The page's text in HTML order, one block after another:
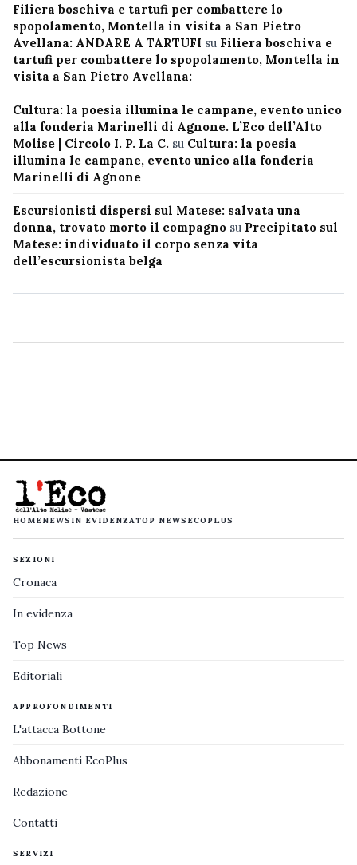
Filiera boschiva e tartufi per combattere lo
spopolamento, Montella in visita a San Pietro
Avellana: ANDARE A TARTUFI su Filiera boschiva e
tartufi per combattere lo spopolamento, Montella in
visita a San Pietro Avellana:
Cultura: la poesia illumina le campane, evento unico
alla fonderia Marinelli di Agnone. L’Eco dell’Alto
Molise | Circolo I. P. La C. su Cultura: la poesia
illumina le campane, evento unico alla fonderia
Marinelli di Agnone
Escursionisti dispersi sul Matese: salvata una
donna, trovato morto il compagno su Precipitato sul
Matese: individuato il corpo senza vita
dell’escursionista belga
HOMENEWS IN EVIDENZATOP NEWS ECOPLUS
SEZIONI
Cronaca
In evidenza
Top News
Editoriali
APPROFONDIMENTI
L'attacca Bottone
Abbonamenti EcoPlus
Redazione
Contatti
SERVIZI